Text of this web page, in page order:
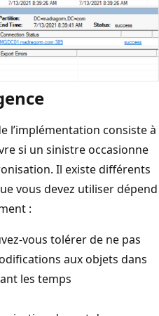
l’implémentation consiste à
si un sinistre occasionne
Il existe différents
vous devez utiliser dépend
:
vous tolérer de ne pas
aux objets dans
les temps